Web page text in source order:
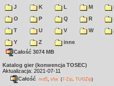
J
K L M
O
P Q R
T
U V W
Y
Z
inne
Całość 3074 MB
Katalog gier (konwencja TOSEC)
Aktualizacja: 2021-07-11
Całość md5 sha (7-Zip TUGZip)